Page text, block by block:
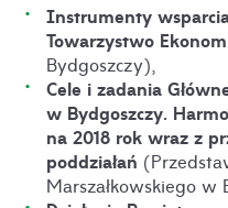
Instrumenty
Towarzystwo
Bydgoszczy),
Cele i zadania
w Bydgoszczy.
na 2018 rok wraz z
poddziałań
Marszałkowskiego w